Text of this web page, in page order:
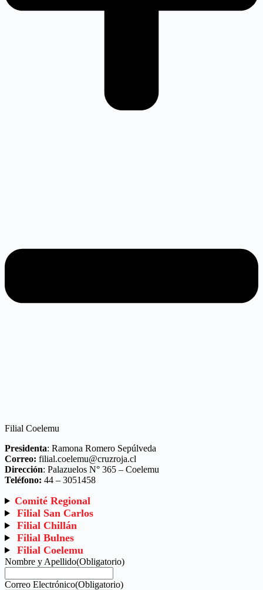
Filial Coelemu
Presidenta: Ramona Romero Sepúlveda
Correo: filial.coelemu@cruzroja.cl
Dirección: Palazuelos N° 365 – Coelemu
Teléfono: 44 – 3051458
Comité Regional
Filial San Carlos
Filial Chillán
Filial Bulnes
Filial Coelemu
Nombre y Apellido(Obligatorio)
Correo Electrónico(Obligatorio)